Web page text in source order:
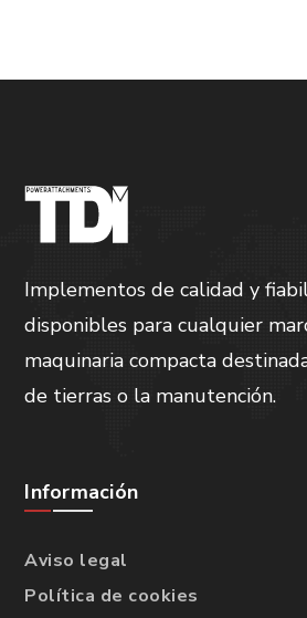
Implementos de calidad y
disponibles para cualquier
maquinaria compacta
de tierras o la manutención.
Información
Aviso legal
Política de cookies